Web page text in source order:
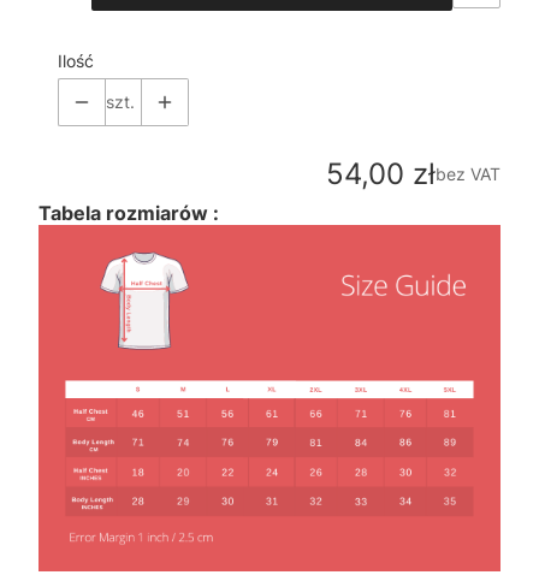
Ilość
szt.
Cena
54,00 złbez VAT
Tabela rozmiarów :